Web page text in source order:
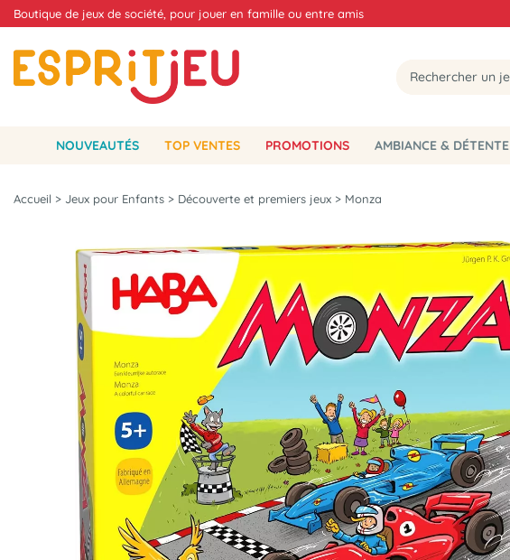
Boutique de jeux de société, pour jouer en famille ou entre amis
NOUVEAUTÉS TOP VENTES PROMOTIONS AMBIANCE & DÉTENTE
Accueil > Jeux pour Enfants > Découverte et premiers jeux > Monza